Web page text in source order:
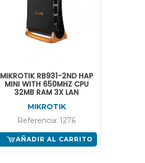
MIKROTIK RB931-2ND HAP
MINI WITH 650MHZ CPU
32MB RAM 3X LAN
MIKROTIK
Referencia: 1276
AÑADIR AL CARRITO